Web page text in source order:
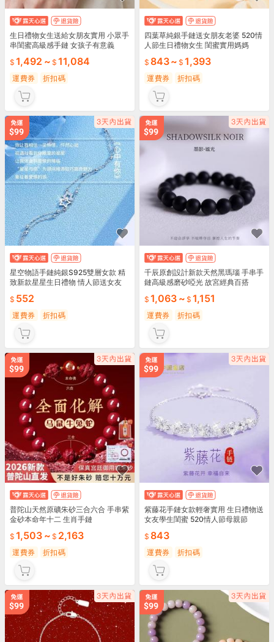
生日禮物女生送給女朋友實用 小眾手
串閨蜜高級感手鏈 女孩子有意義
1,492 ~ 11,084
運費券 折扣碼
四葉草純銀手鏈送女朋友老婆 520情
人節生日禮物女生 閨蜜實用媽媽
843~ 1,393
運費券 折扣碼
星空物語手鏈純銀S925雙層女款 精
致新款星星生日禮物 情人節送女友
552
運費券 折扣碼
千辰原創設計新款天然黑瑪瑙 手串手
鏈高級感磨砂啞光 故宮經典百搭
1,063 ~ 1,151
運費券 折扣碼
普陀山天然原礦朱砂三合六合 手串紫
金砂本命年十二 生肖手鏈
1,503 ~ 2,163
運費券 折扣碼
紫藤花手鏈女款輕奢實用 生日禮物送
女友學生閨蜜 520情人節母親節
843
運費券 折扣碼